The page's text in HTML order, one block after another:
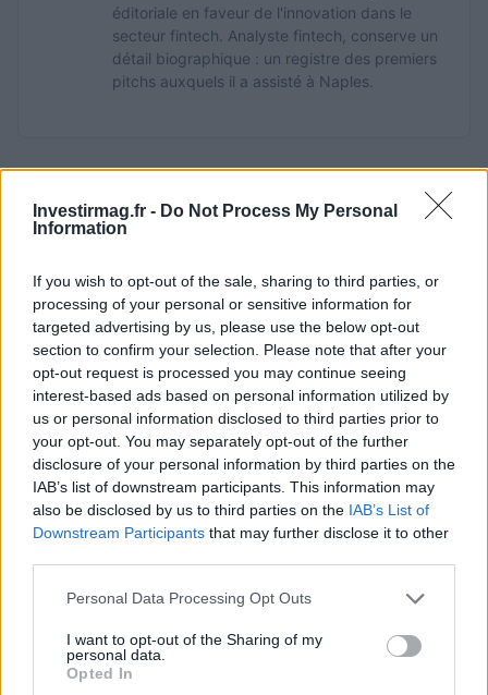
Investirmag.fr - Do Not Process My Personal
Information
If you wish to opt-out of the sale, sharing to third parties, or
processing of your personal or sensitive information for
targeted advertising by us, please use the below opt-out
section to confirm your selection. Please note that after your
opt-out request is processed you may continue seeing
interest-based ads based on personal information utilized by
us or personal information disclosed to third parties prior to
your opt-out. You may separately opt-out of the further
disclosure of your personal information by third parties on the
IAB’s list of downstream participants. This information may
also be disclosed by us to third parties on the IAB’s List of
Downstream Participants that may further disclose it to other
Please note that this website/app uses one or more Google
not limited to your visit or usage behaviour. You may click to
grant or deny consent to Google and its third-party tags to
use your data for below specified purposes in below Google
Personal Data Processing Opt Outs
I want to opt-out of the Sharing of my
personal data.
Opted In
éditoriale en faveur de l'innovation dans le
secteur fintech. Analyste fintech, conserve un
détail biographique : un registre des premiers
pitchs auxquels il a assisté à Naples.
Continuez la lecture